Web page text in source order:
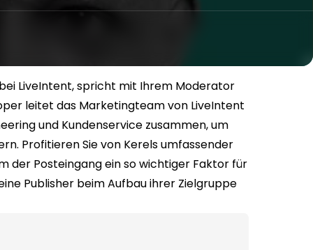
LiveIntent, spricht mit Ihrem Moderator
leitet das Marketingteam von LiveIntent
und Kundenservice zusammen, um
Profitieren Sie von Kerels umfassender
der Posteingang ein so wichtiger Faktor für
Publisher beim Aufbau ihrer Zielgruppe